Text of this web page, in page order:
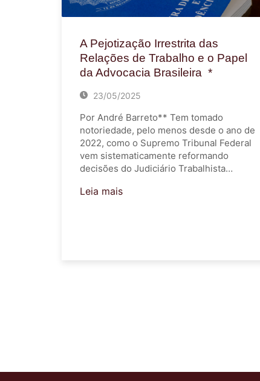
A Pejotização Irrestrita das
Relações de Trabalho e o Papel
da Advocacia Brasileira *
23/05/2025
Por André Barreto** Tem tomado
notoriedade, pelo menos desde o ano de
2022, como o Supremo Tribunal Federal
vem sistematicamente reformando
decisões do Judiciário Trabalhista…
Leia mais